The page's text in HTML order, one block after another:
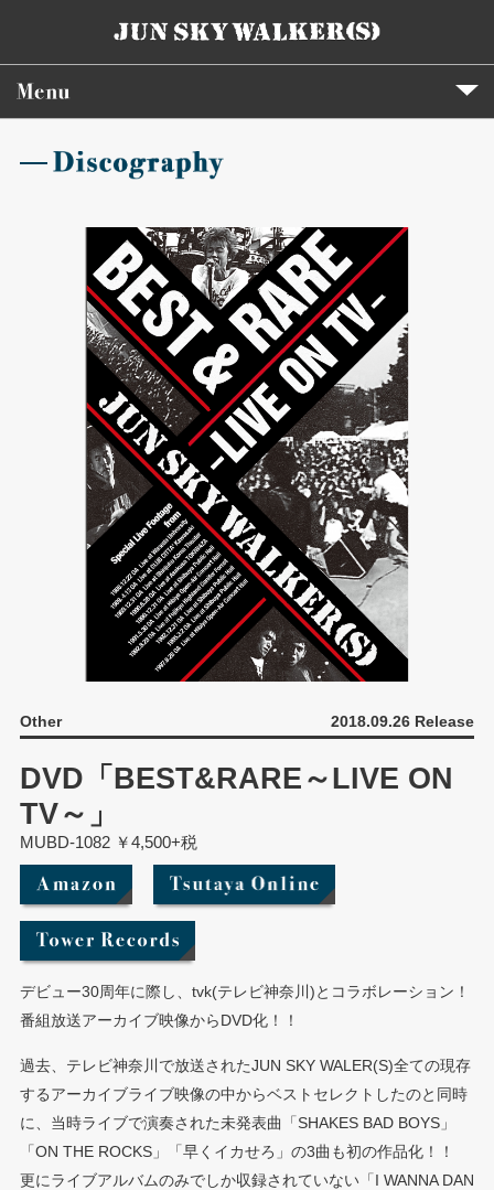
Other 2018.09.26 Release
DVD「BEST&RARE～LIVE ON
TV～」
MUBD-1082 ￥4,500+税
デビュー30周年に際し、tvk(テレビ神奈川)とコラボレーション！
番組放送アーカイブ映像からDVD化！！
過去、テレビ神奈川で放送されたJUN SKY WALER(S)全ての現存
するアーカイブライブ映像の中からベストセレクトしたのと同時
に、当時ライブで演奏された未発表曲「SHAKES BAD BOYS」
「ON THE ROCKS」「早くイカせろ」の3曲も初の作品化！！
更にライブアルバムのみでしか収録されていない「I WANNA DAN